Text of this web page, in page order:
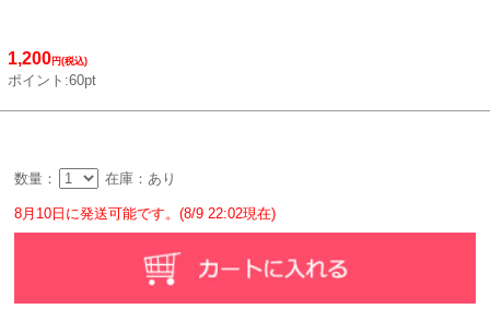
1,200円(税込)
ポイント:60pt
数量： 在庫：あり
8月10日に発送可能です。(8/9 22:02現在)